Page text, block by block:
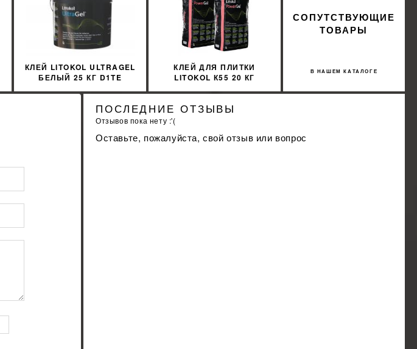
КУПИТЬ
КЛЕЙ LITOKOL ULTRAGEL
БЕЛЫЙ 25 КГ D1TE
КЛЕЙ ДЛЯ ПЛИТКИ
LITOKOL К55 20 КГ
В НАШЕМ КАТАЛОГЕ
СОПУТСТВУЮЩИЕ
ТОВАРЫ
ПОСЛЕДНИЕ ОТЗЫВЫ
Отзывов пока нету :'(
Оставьте, пожалуйста, свой отзыв или вопрос